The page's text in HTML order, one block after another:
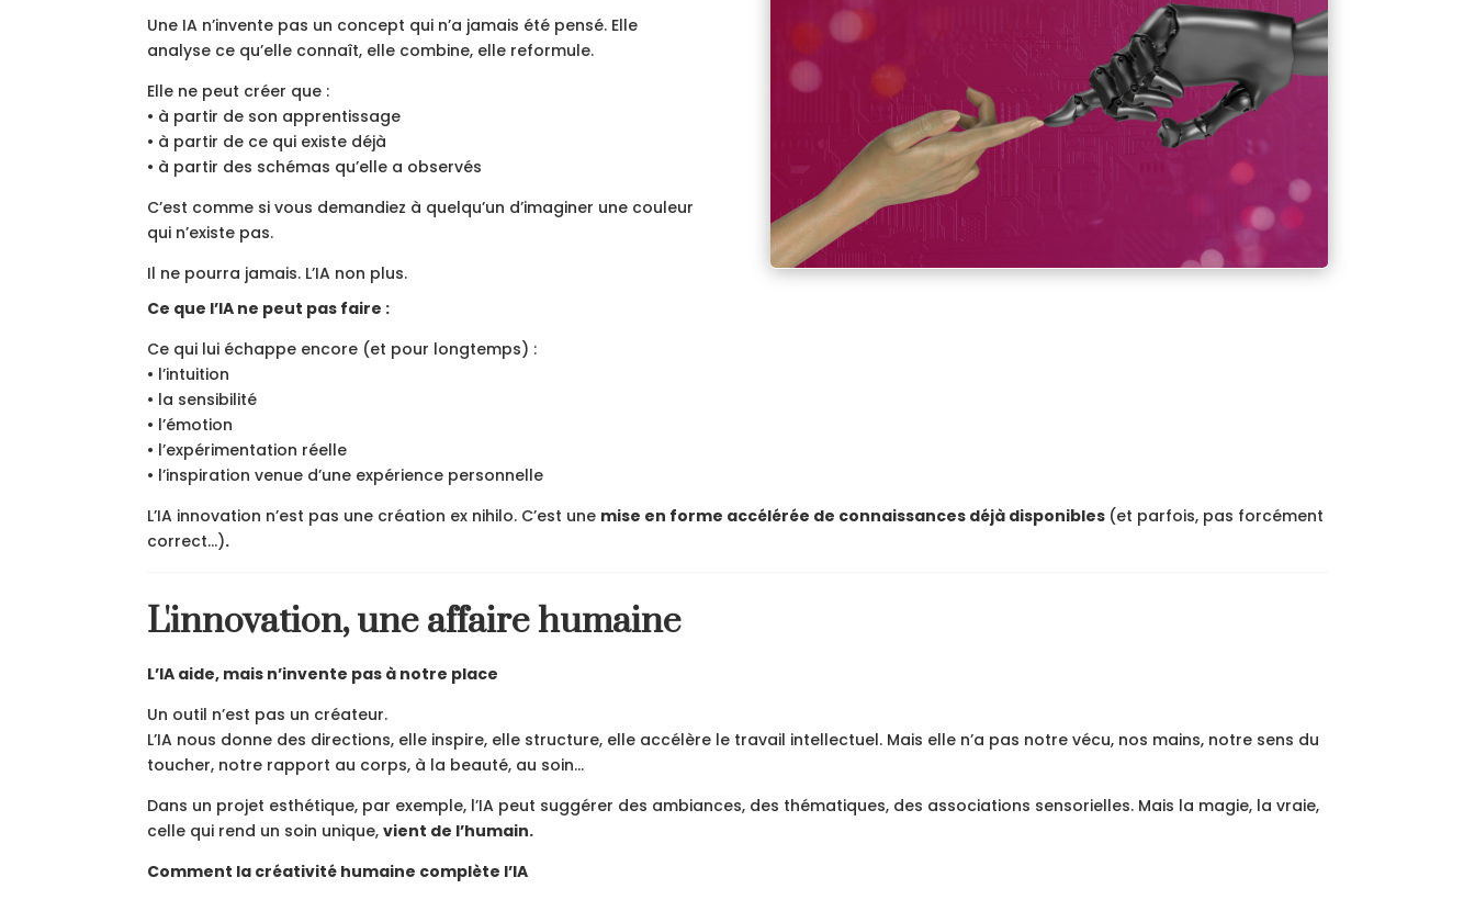
Une IA n’invente pas un concept qui n’a jamais été pensé. Elle
analyse ce qu’elle connaît, elle combine, elle reformule.
Elle ne peut créer que :
• à partir de son apprentissage
• à partir de ce qui existe déjà
• à partir des schémas qu’elle a observés
C’est comme si vous demandiez à quelqu’un d’imaginer une couleur
qui n’existe pas.
Il ne pourra jamais. L’IA non plus.
Ce que l’IA ne peut pas faire :
Ce qui lui échappe encore (et pour longtemps) :
• l’intuition
• la sensibilité
• l’émotion
• l’expérimentation réelle
• l’inspiration venue d’une expérience personnelle
L’IA innovation n’est pas une création ex nihilo. C’est une mise en forme accélérée de connaissances déjà disponibles (et parfois, pas forcément
correct...).
L'innovation, une affaire humaine
L’IA aide, mais n’invente pas à notre place
Un outil n’est pas un créateur.
L’IA nous donne des directions, elle inspire, elle structure, elle accélère le travail intellectuel. Mais elle n’a pas notre vécu, nos mains, notre sens du
toucher, notre rapport au corps, à la beauté, au soin...
Dans un projet esthétique, par exemple, l’IA peut suggérer des ambiances, des thématiques, des associations sensorielles. Mais la magie, la vraie,
celle qui rend un soin unique,vient de l’humain.
Comment la créativité humaine complète l’IA